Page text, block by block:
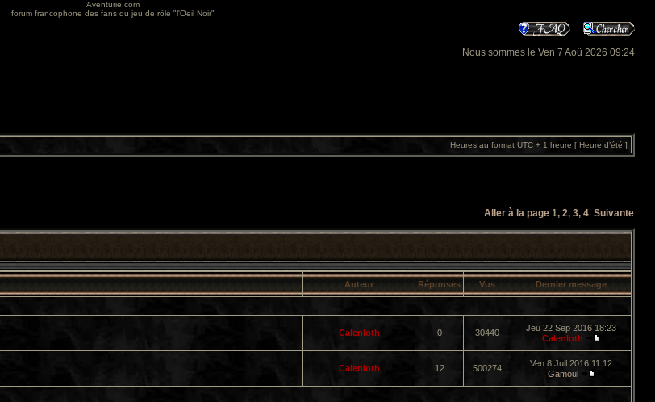
Aventurie.com
forum francophone des fans du jeu de rôle "l'Oeil Noir"
Nous sommes le Ven 7 Aoû 2026 09:24
Heures au format UTC + 1 heure [ Heure d’été ]
Aller à la page 1, 2, 3, 4 Suivante
Auteur Réponses Vus Dernier message
Calenloth 0 30440
Jeu 22 Sep 2016 18:23
Calenloth
Calenloth 12 500274
Ven 8 Juil 2016 11:12
Gamoul